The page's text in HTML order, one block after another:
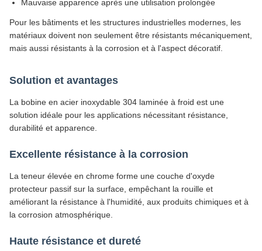
Mauvaise apparence après une utilisation prolongée
Pour les bâtiments et les structures industrielles modernes, les
matériaux doivent non seulement être résistants mécaniquement,
mais aussi résistants à la corrosion et à l'aspect décoratif.
Solution et avantages
La bobine en acier inoxydable 304 laminée à froid est une
solution idéale pour les applications nécessitant résistance,
durabilité et apparence.
Excellente résistance à la corrosion
La teneur élevée en chrome forme une couche d'oxyde
protecteur passif sur la surface, empêchant la rouille et
améliorant la résistance à l'humidité, aux produits chimiques et à
la corrosion atmosphérique.
Haute résistance et dureté